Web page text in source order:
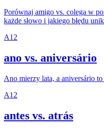
Porównaj amigo vs. colega w
każde słowo i jakiego błędu
A1 2
ano vs. aniversário
Ano mierzy lata, a aniversário
A1 2
antes vs. atrás